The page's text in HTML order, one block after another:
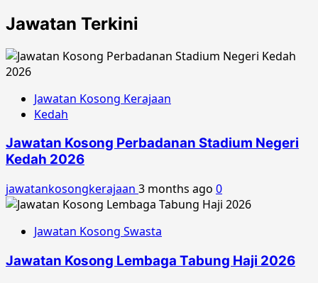
Jawatan Terkini
Jawatan Kosong Kerajaan
Kedah
Jawatan Kosong Perbadanan Stadium Negeri
Kedah 2026
jawatankosongkerajaan 3 months ago 0
Jawatan Kosong Swasta
Jawatan Kosong Lembaga Tabung Haji 2026